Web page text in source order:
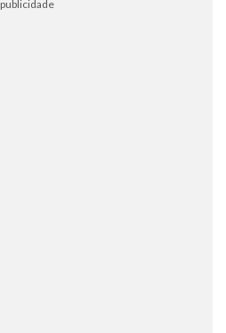
publicidade